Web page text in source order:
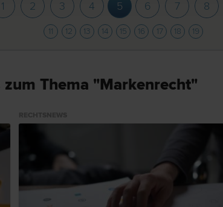
1 2 3 4 5 6 7 8
11 12 13 14 15 16 17 18 19
Thema "Markenrecht"